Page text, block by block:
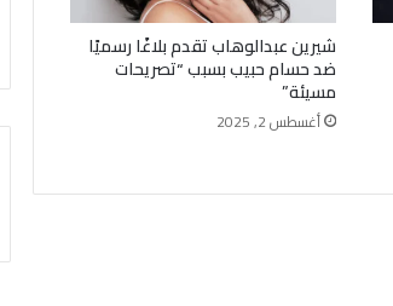
شيرين عبدالوهاب تقدم بلاغًا رسميًا
ضد حسام حبيب بسبب “تصريحات
مسيئة”
أغسطس 2, 2025